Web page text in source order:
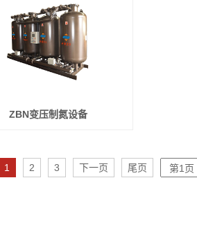
ZBN变压制氮设备
1 2 3 下一页 尾页